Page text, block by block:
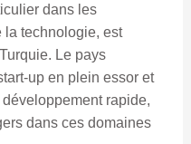
dans les
la technologie, est
Le pays
up en plein essor et
rapide,
dans ces domaines